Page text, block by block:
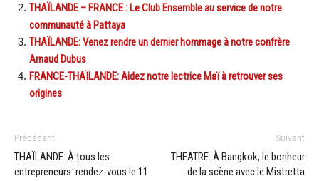
THAÏLANDE – FRANCE : Le Club Ensemble au service de notre
communauté à Pattaya
THAÏLANDE: Venez rendre un dernier hommage à notre confrère
Arnaud Dubus
FRANCE-THAÏLANDE: Aidez notre lectrice Maï à retrouver ses
origines
Précédent
THAÏLANDE: À tous les
entrepreneurs: rendez-vous le 11
Suivant
THEATRE: À Bangkok, le bonheur
de la scène avec le Mistretta